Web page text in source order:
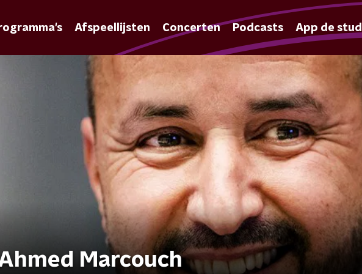
Afspeellijsten Concerten Podcasts App de
Marcouch